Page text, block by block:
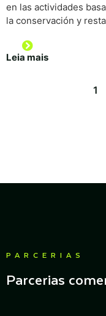
en las actividades
la conservación y
Leia mais
1
PARCERIAS
Parcerias